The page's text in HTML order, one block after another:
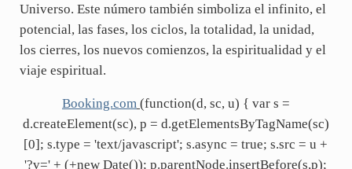
Universo. Este número también simboliza el infinito, el
potencial, las fases, los ciclos, la totalidad, la unidad,
los cierres, los nuevos comienzos, la espiritualidad y el
viaje espiritual.
Booking.com (function(d, sc, u) { var s =
d.createElement(sc), p = d.getElementsByTagName(sc)
[0]; s.type = 'text/javascript'; s.async = true; s.src = u +
'?v=' + (+new Date()); p.parentNode.insertBefore(s,p);